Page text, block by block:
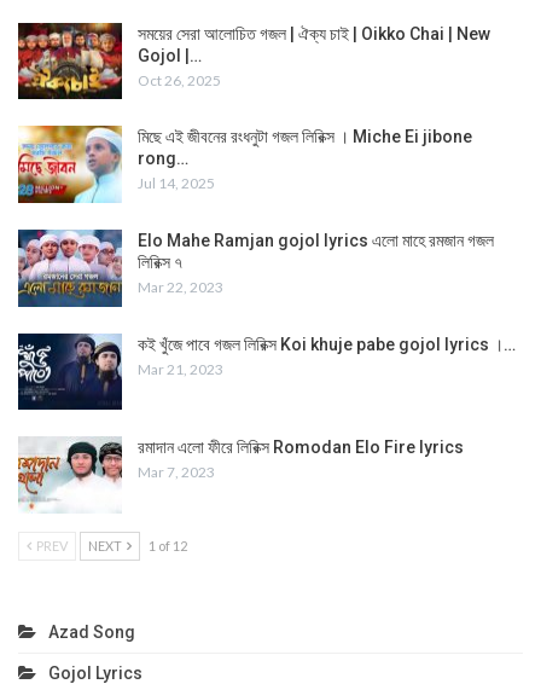
সময়ের সেরা আলোচিত গজল | ঐক্য চাই | Oikko Chai | New
Gojol |…
Oct 26, 2025
মিছে এই জীবনের রংধনুটা গজল লিরিক্স । Miche Ei jibone
rong…
Jul 14, 2025
Elo Mahe Ramjan gojol lyrics এলো মাহে রমজান গজল
লিরিক্স ৭
Mar 22, 2023
কই খুঁজে পাবে গজল লিরিক্স Koi khuje pabe gojol lyrics ।…
Mar 21, 2023
রমাদান এলো ফীরে লিরিক্স Romodan Elo Fire lyrics
Mar 7, 2023
PREV NEXT 1 of 12
Azad Song
Gojol Lyrics